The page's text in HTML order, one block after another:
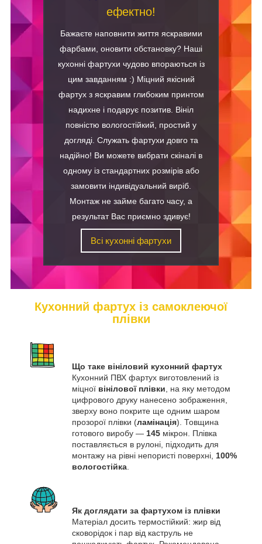
ефектно!
Бажаєте наповнити життя яскравими
фарбами, оновити обстановку? Наші
кухонні фартухи чудово впораються із
цим завданням :) Міцний якісний
фартух з яскравим глибоким принтом
надихне і подарує позитив. Вініл
повністю вологостійкий, простий у
догляді. Служать фартухи довго та
надійно! Ви можете вибрати скіналі в
одному із стандартних розмірів або
замовити індивідуальний виріб.
Монтаж не займе багато часу, а
результат Вас приємно здивує!
Всі кухонні фартухи
Кухонний фартух із самоклеючої
плівки
Що таке вініловий кухонний фартух
Кухонний ПВХ фартух виготовлений із
міцної вінілової плівки, на яку методом
цифрового друку нанесено зображення,
зверху воно покрите ще одним шаром
прозорої плівки (ламінація). Товщина
готового виробу — 145 мікрон. Плівка
поставляється в рулоні, підходить для
монтажу на рівні непористі поверхні, 100%
вологостійка.
Як доглядати за фартухом із плівки
Матеріал досить термостійкий: жир від
сковорідок і пар від каструль не